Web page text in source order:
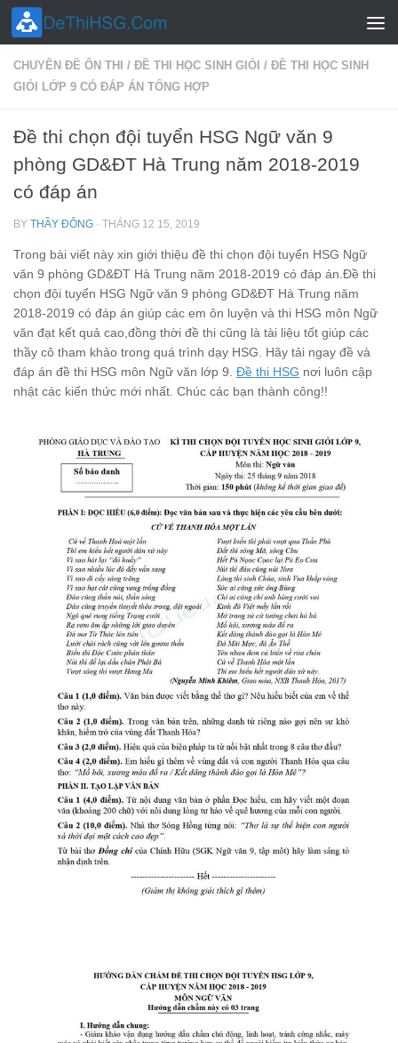
Skip to content
CHUYÊN ĐỀ ÔN THI / ĐỀ THI HỌC SINH GIỎI / ĐỀ THI HỌC SINH
GIỎI LỚP 9 CÓ ĐÁP ÁN TỔNG HỢP
Đề thi chọn đội tuyển HSG Ngữ văn 9
phòng GD&ĐT Hà Trung năm 2018-2019
có đáp án
BY THẦY ĐÔNG · THÁNG 12 15, 2019
Trong bài viết này xin giới thiệu đề thi chọn đội tuyển HSG Ngữ
văn 9 phòng GD&ĐT Hà Trung năm 2018-2019 có đáp án.Đề thi
chọn đội tuyển HSG Ngữ văn 9 phòng GD&ĐT Hà Trung năm
2018-2019 có đáp án giúp các em ôn luyện và thi HSG môn Ngữ
văn đạt kết quả cao,đồng thời đề thi cũng là tài liệu tốt giúp các
thầy cô tham khảo trong quá trình dạy HSG. Hãy tải ngay đề và
đáp án đề thi HSG môn Ngữ văn lớp 9. Đề thi HSG nơi luôn cập
nhật các kiến thức mới nhất. Chúc các bạn thành công!!